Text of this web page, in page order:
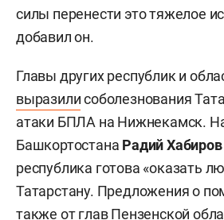
силы перенести это тяжелое
добавил он.
Главы других республик и
выразилисоболезнования
атаки БПЛА на Нижнекамск.
Башкортостана Радий
республика готова «оказать
Татарстану. Предложения о
также от глав Пензенской